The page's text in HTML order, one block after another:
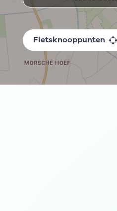
Fietsknooppunten